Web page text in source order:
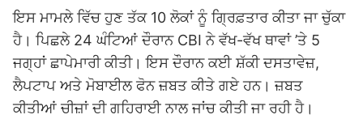
ਇਸ ਮਾਮਲੇ ਵਿੱਚ ਹੁਣ ਤੱਕ 10 ਲੋਕਾਂ ਨੂੰ ਗ੍ਰਿਫ਼ਤਾਰ ਕੀਤਾ ਜਾ ਚੁੱਕਾ
ਹੈ। ਪਿਛਲੇ 24 ਘੰਟਿਆਂ ਦੌਰਾਨ CBI ਨੇ ਵੱਖ-ਵੱਖ ਥਾਵਾਂ ’ਤੇ 5
ਜਗ੍ਹਾਂ ਛਾਪੇਮਾਰੀ ਕੀਤੀ। ਇਸ ਦੌਰਾਨ ਕਈ ਸ਼ੱਕੀ ਦਸਤਾਵੇਜ਼,
ਲੈਪਟਾਪ ਅਤੇ ਮੋਬਾਈਲ ਫੋਨ ਜ਼ਬਤ ਕੀਤੇ ਗਏ ਹਨ। ਜ਼ਬਤ
ਕੀਤੀਆਂ ਚੀਜ਼ਾਂ ਦੀ ਗਹਿਰਾਈ ਨਾਲ ਜਾਂਚ ਕੀਤੀ ਜਾ ਰਹੀ ਹੈ।